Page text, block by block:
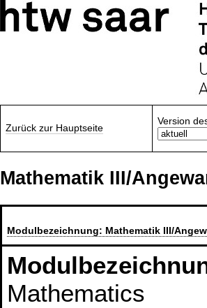
Zurück zur Hauptseite
Version
Mathematik III/
Modulbezeichnung: Mathematik III/
Mathematics